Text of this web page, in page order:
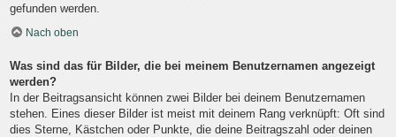
gefunden werden.
Nach oben
Was sind das für Bilder, die bei meinem Benutzernamen angezeigt
werden?
In der Beitragsansicht können zwei Bilder bei deinem Benutzernamen
stehen. Eines dieser Bilder ist meist mit deinem Rang verknüpft: Oft sind
dies Sterne, Kästchen oder Punkte, die deine Beitragszahl oder deinen